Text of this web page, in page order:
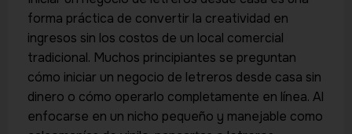
forma práctica de convertir la creatividad en
ingresos sin los costos de un local comercial
tradicional. Muchos principiantes se preguntan
cómo iniciar un negocio de letreros desde casa sin
dinero o cómo operarlo completamente en línea. Al
enfocarse en un nicho pequeño y manejable como